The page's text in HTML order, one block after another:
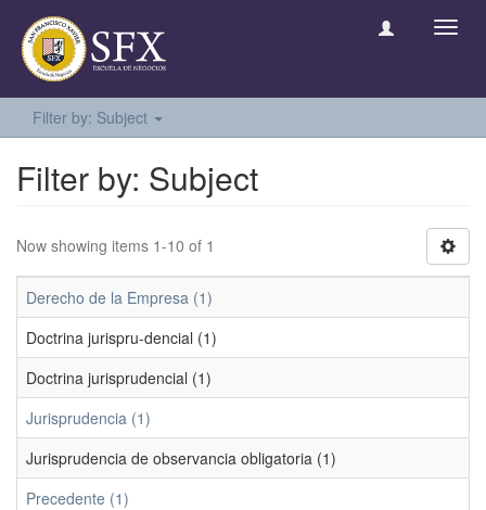
Filter by: Subject
Filter by: Subject
Now showing items 1-10 of 1
Derecho de la Empresa (1)
Doctrina jurispru-dencial (1)
Doctrina jurisprudencial (1)
Jurisprudencia (1)
Jurisprudencia de observancia obligatoria (1)
Precedente (1)